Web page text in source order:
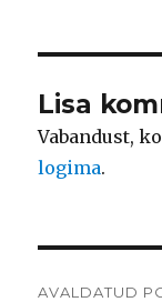
Lisa
Vabandust,
logima.
AVALDATUD